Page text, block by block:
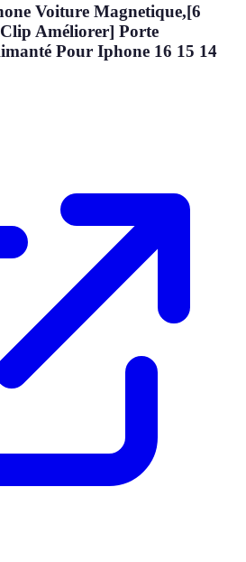
Voiture Magnetique,[6
Améliorer] Porte
Pour Iphone 16 15 14